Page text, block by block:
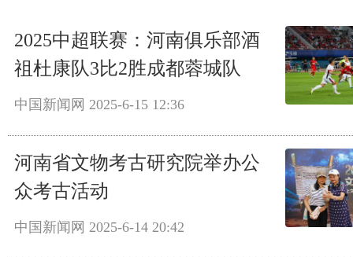
2025中超联赛：河南俱乐部酒
祖杜康队3比2胜成都蓉城队
中国新闻网 2025-6-15 12:36
河南省文物考古研究院举办公
众考古活动
中国新闻网 2025-6-14 20:42